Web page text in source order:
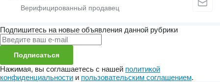
Подпишитесь на новые объявления данной рубрики
Подписаться
Нажимая, вы соглашаетесь с нашей политикой
конфиденциальности и пользовательским соглашением.